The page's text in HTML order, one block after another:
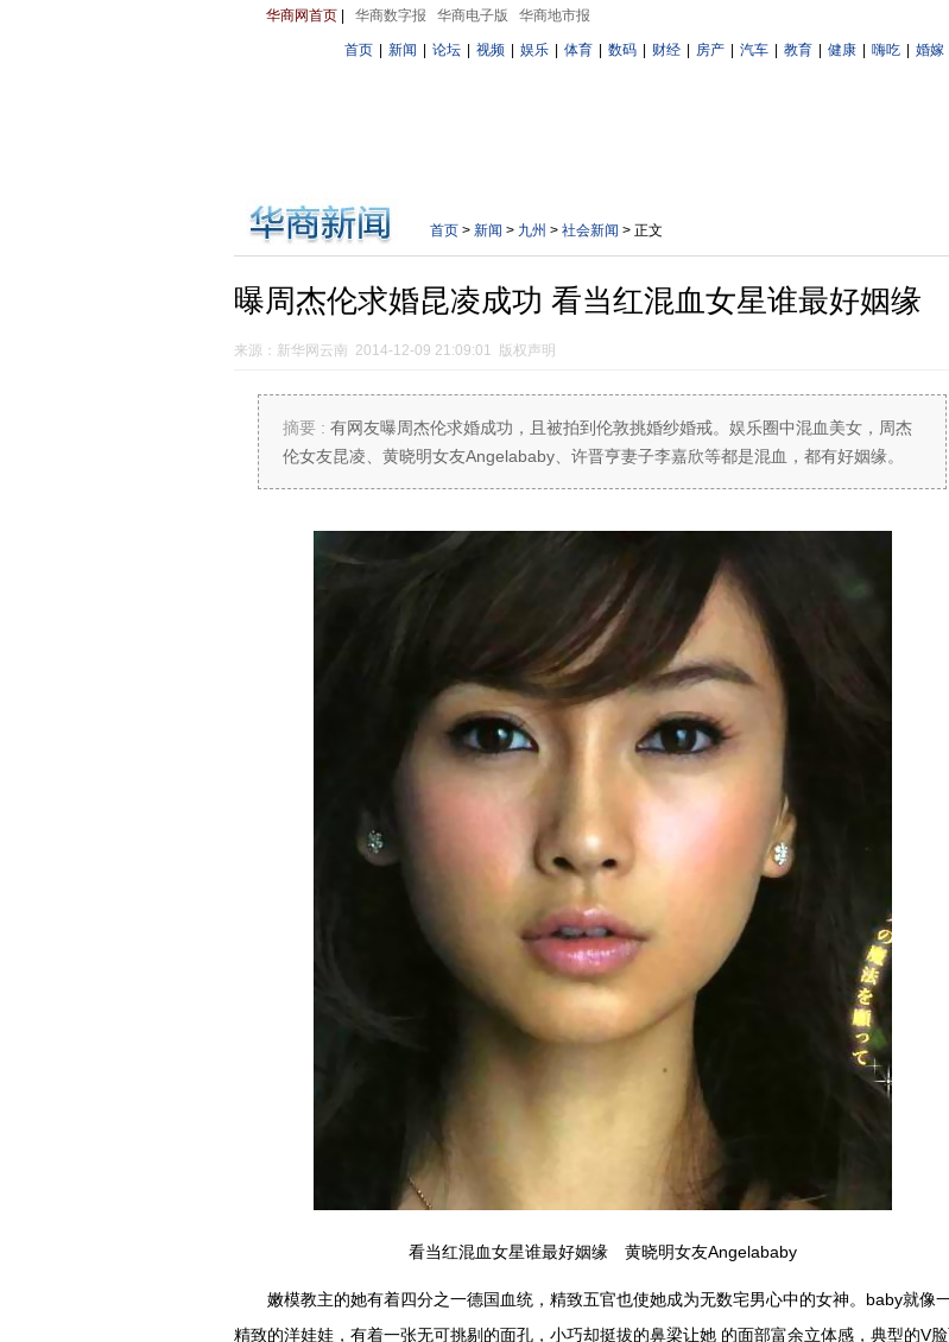
华商网首页 华商数字报 华商电子版 华商地市报
首页 新闻 论坛 视频 娱乐 体育 数码 财经 房产 汽车 教育 健康 嗨吃 婚嫁
首页 > 新闻 > 九州 > 社会新闻 > 正文
曝周杰伦求婚昆凌成功 看当红混血女星谁最好姻缘
来源：新华网云南 2014-12-09 21:09:01 版权声明
摘要 : 有网友曝周杰伦求婚成功，且被拍到伦敦挑婚纱婚戒。娱乐圈中混血美女，周杰
伦女友昆凌、黄晓明女友Angelababy、许晋亨妻子李嘉欣等都是混血，都有好姻缘。
看当红混血女星谁最好姻缘 黄晓明女友Angelababy
嫩模教主的她有着四分之一德国血统，精致五官也使她成为无数宅男心中的女神。baby就像
精致的洋娃娃，有着一张无可挑剔的面孔，小巧却挺拔的鼻梁让她 的面部富余立体感，典型的V